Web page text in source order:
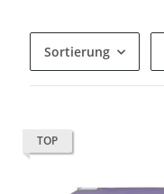
Sortierung
TOP